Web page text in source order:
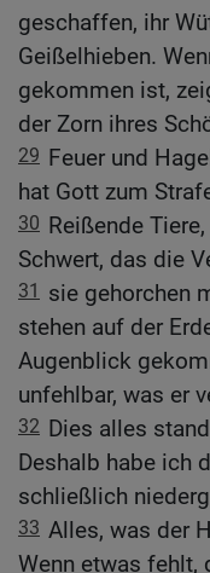
geschaffen, ihr
Geißelhieben.
gekommen ist,
der Zorn ihres
29 Feuer und
hat Gott zum
30 Reißende
Schwert, das die
31
sie gehorchen
stehen auf der
Augenblick
unfehlbar, was er
32 Dies alles
Deshalb habe ich
schließlich
33 Alles, was der
Wenn etwas fehlt,